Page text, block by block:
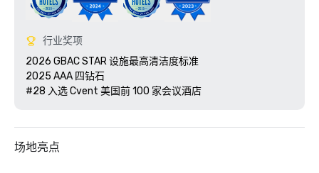
行业奖项
2026 GBAC STAR 设施最高清洁度标准
2025 AAA 四钻石
场地亮点